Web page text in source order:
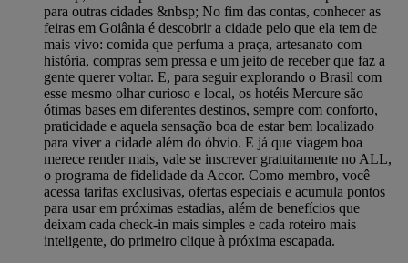
para outras cidades &nbsp; No fim das contas, conhecer as
feiras em Goiânia é descobrir a cidade pelo que ela tem de
mais vivo: comida que perfuma a praça, artesanato com
história, compras sem pressa e um jeito de receber que faz a
gente querer voltar. E, para seguir explorando o Brasil com
esse mesmo olhar curioso e local, os hotéis Mercure são
ótimas bases em diferentes destinos, sempre com conforto,
praticidade e aquela sensação boa de estar bem localizado
para viver a cidade além do óbvio. E já que viagem boa
merece render mais, vale se inscrever gratuitamente no ALL,
o programa de fidelidade da Accor. Como membro, você
acessa tarifas exclusivas, ofertas especiais e acumula pontos
para usar em próximas estadias, além de benefícios que
deixam cada check-in mais simples e cada roteiro mais
inteligente, do primeiro clique à próxima escapada.